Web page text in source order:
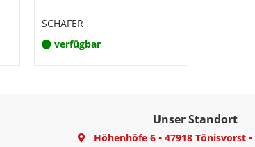
SCHÄFER
verfügbar
Unser Standort
Höhenhöfe 6• 47918 Tönisvorst•